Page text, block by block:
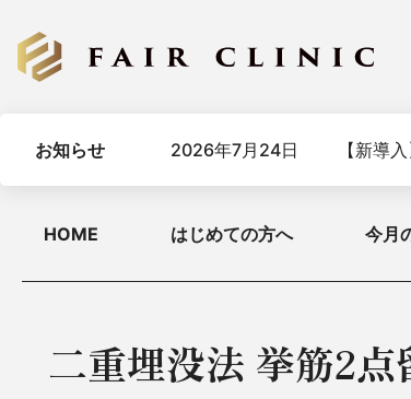
お知らせ 2026年7月24日 【新導
HOME はじめての方へ 今月
二重埋没法 挙筋2